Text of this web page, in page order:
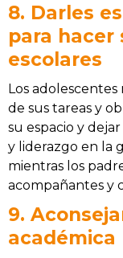
8. Darles
para hacer
escolares
Los adolescentes
de sus tareas y
su espacio y
y liderazgo en la
mientras los
acompañantes y
9.
académica